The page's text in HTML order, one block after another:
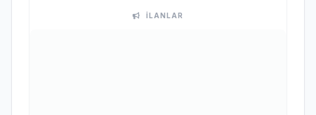
İLANLAR